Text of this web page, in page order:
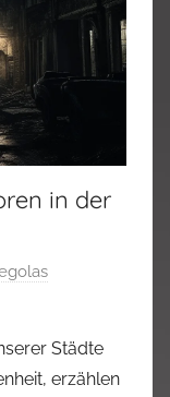
in der
Städte
erzählen